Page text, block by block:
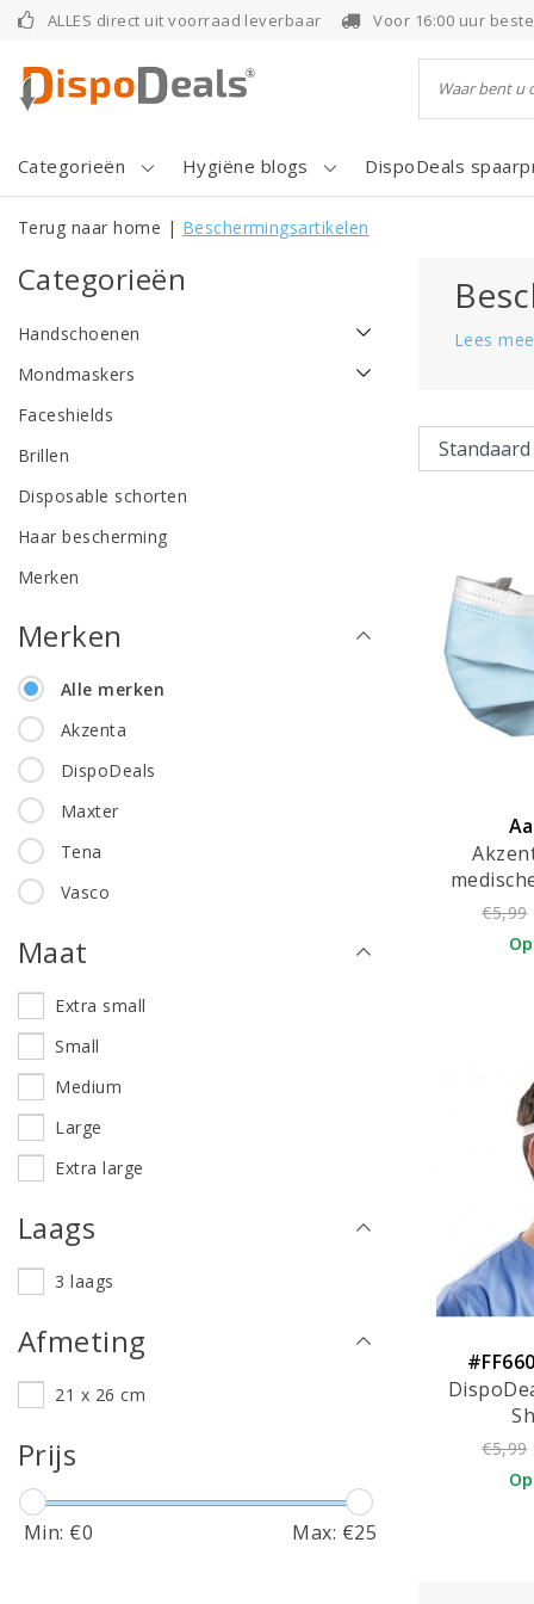
ALLES direct uit voorraad leverbaar Voor 16:00 uur
Categorieën Hygiëne blogs DispoDeals
Terug naar home | Beschermingsartikelen
Categorieën
Handschoenen
Mondmaskers
Faceshields
Brillen
Disposable schorten
Haar bescherming
Merken
Merken
Alle merken
Akzenta
DispoDeals
Maxter
Tena
Vasco
Maat
Extra small
Small
Medium
Large
Extra large
Laags
3 laags
Afmeting
21 x 26 cm
Prijs
Min: €0 Max: €25
Lees
€5,99
€5,99